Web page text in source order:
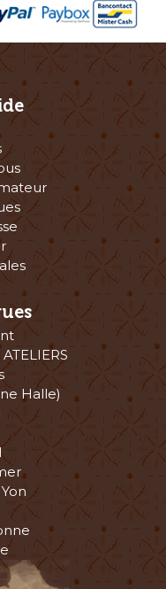
Halle)